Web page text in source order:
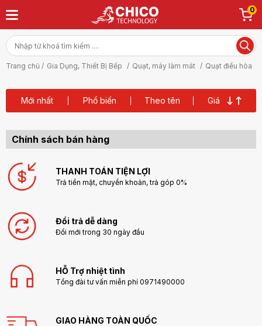
0
Trang chủ / Gia Dụng, Thiết Bị Bếp / Quạt, máy làm mát / Quạt điều hòa
Mới nhất Phổ biến Theo tên Giá
Chính sách bán hàng
THANH TOÁN TIỆN LỢI
Trả tiền mặt, chuyển khoản, trả góp 0%
Đổi trả dễ dàng
Đổi mới trong 30 ngày đầu
HỖ Trợ nhiệt tình
Tổng đài tư vấn miễn phí 0971490000
GIAO HÀNG TOÀN QUỐC